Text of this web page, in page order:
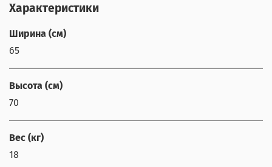
Характеристики
Ширина (см)
65
Высота (см)
70
Вес (кг)
18